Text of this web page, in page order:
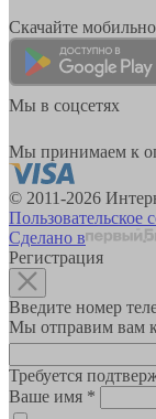
Скачайте
Мы в соцсетях
Мы принимаем к
© 2011-2026
Пользовательское
Сделано в
Регистрация
Введите номер
Мы отправим вам
Требуется
Ваше имя *